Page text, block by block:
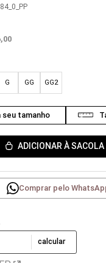
,00
G GG GG2
ADICIONAR À SACOLA
Comprar pelo
calcular